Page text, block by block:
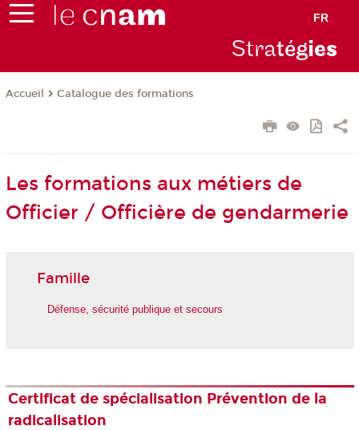
FR
Stratégies
Accueil Catalogue des formations
Les formations aux métiers de
Officier / Officière de gendarmerie
Famille
Défense, sécurité publique et secours
Certificat de spécialisation Prévention de la
radicalisation